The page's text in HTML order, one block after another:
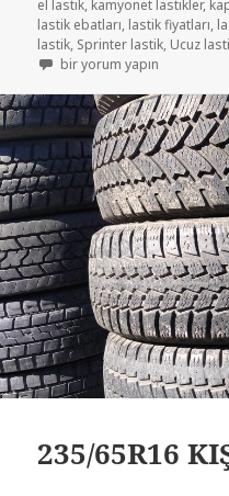
el lastik, kamyonet lastikler,
lastik ebatları, lastik fiyatları,
lastik, Sprinter lastik, Ucuz
Sprinter lastik 235/65R16
bir yorum yapın
235/65R16